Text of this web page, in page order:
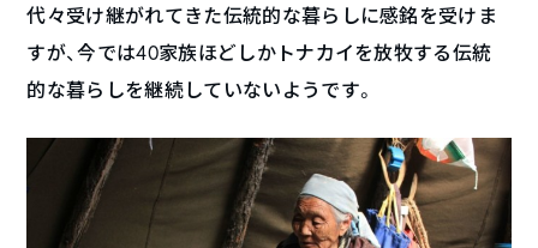
代々受け継がれてきた伝統的な暮らしに感銘を受けま
すが、今では40家族ほどしかトナカイを放牧する伝統
的な暮らしを継続していないようです。